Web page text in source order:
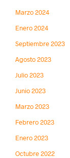
Marzo 2024
Enero 2024
Septiembre 2023
Agosto 2023
Julio 2023
Junio 2023
Marzo 2023
Febrero 2023
Enero 2023
Octubre 2022